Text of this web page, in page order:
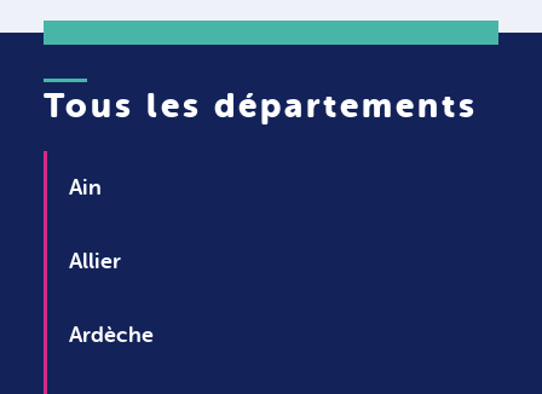
Tous les départements
Ain
Allier
Ardèche